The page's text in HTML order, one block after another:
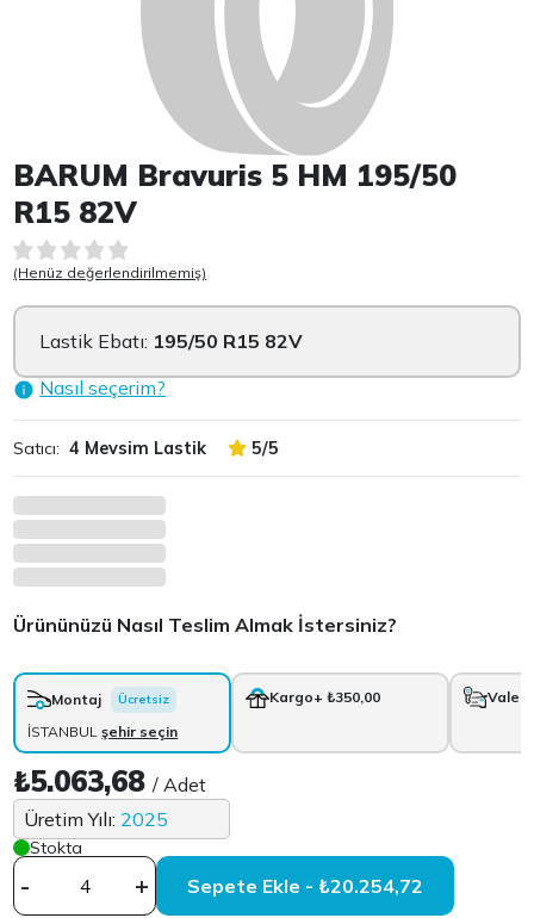
BARUM Bravuris 5 HM 195/50
R15 82V
(Henüz değerlendirilmemiş)
Lastik Ebatı: 195/50 R15 82V
Nasıl seçerim?
Satıcı: 4 Mevsim Lastik 5/5
Ürününüzü Nasıl Teslim Almak İstersiniz?
Montaj Ücretsiz
İSTANBULşehir seçin
Kargo+ ₺350,00 Vale
₺5.063,68/ Adet
Üretim Yılı: 2025
Stokta
- + Sepete Ekle - ₺20.254,72